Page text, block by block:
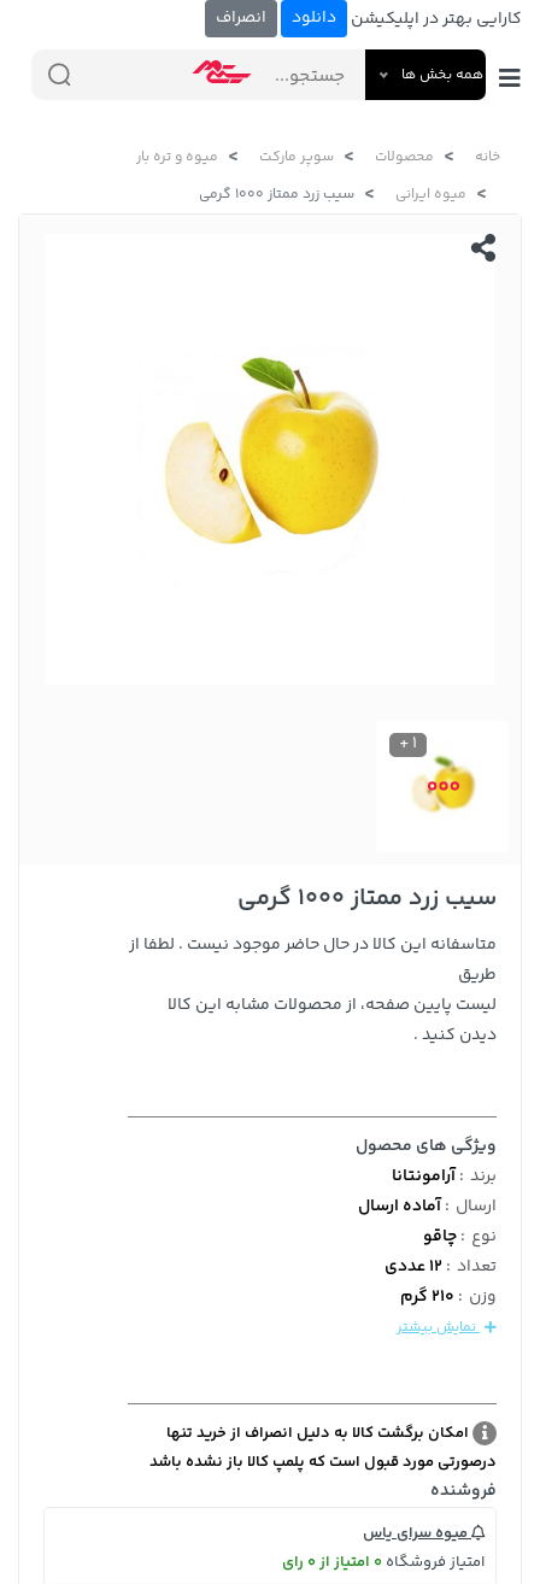
کارایی بهتر در اپلیکیشن دانلود انصراف
همه بخش ها
خانه محصولات سوپر مارکت
میوه و تره بار
میوه ایرانی
سیب زرد ممتاز 1000 گرمی
1 +
سیب زرد ممتاز 1000 گرمی
متاسفانه این کالا در حال حاضر موجود نیست . لطفا از
طریق
لیست پایین صفحه، از محصولات مشابه این کالا
دیدن کنید .
ویژگی های محصول
برند :آرامونتانا
ارسال :آماده ارسال
نوع :چاقو
تعداد :12 عددی
وزن : 210 گرم
نمایش بیشتر
امکان برگشت کالا به دلیل انصراف از خرید تنها
درصورتی مورد قبول است که پلمپ کالا باز نشده باشد
فروشنده
میوه سرای یاس
امتیاز فروشگاه 0 امتیاز از 0 رای